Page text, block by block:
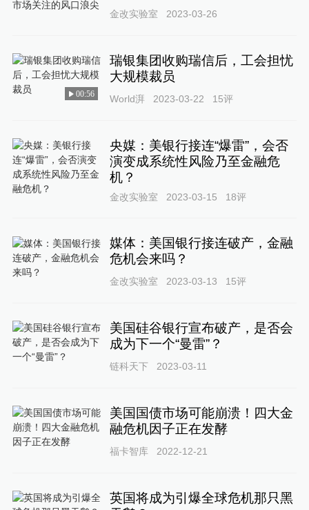
金改实验室 2023-03-26
00:56
瑞银集团收购瑞信后，工会担忧
大规模裁员
World湃 2023-03-22 15评
央媒：美银行接连“爆雷”，会否
演变成系统性风险乃至金融危
机？
金改实验室 2023-03-15 18评
媒体：美国银行接连破产，金融
危机会来吗？
金改实验室 2023-03-13 15评
美国硅谷银行宣布破产，是否会
成为下一个“曼雷”？
链科天下 2023-03-11
美国国债市场可能崩溃！四大金
融危机因子正在发酵
福卡智库 2022-12-21
英国将成为引爆全球危机那只黑